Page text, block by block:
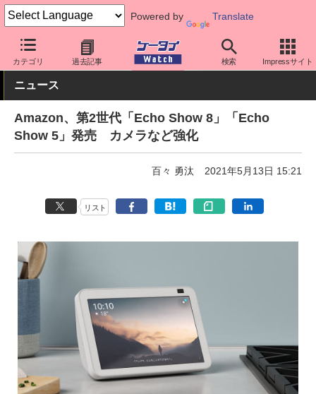
Powered by Translate
カテゴリ 過去記事 検索 Impressサイト
ケータイ Watch 周辺機器/アクセサリー
ニュース
Amazon、第2世代「Echo Show 8」「Echo
Show 5」発売 カメラなど強化
百々 勇汰 2021年5月13日 15:21
リスト